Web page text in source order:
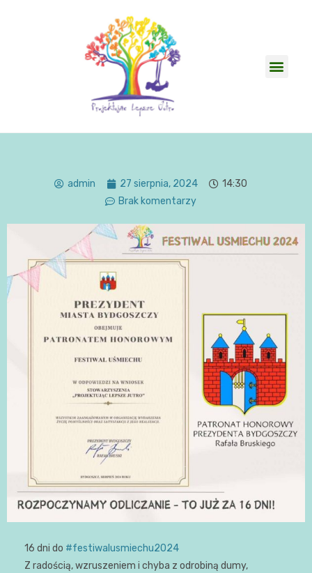
admin 27 sierpnia, 2024
14:30
Brak komentarzy
16 dni do #festiwalusmiechu2024
Z radością, wzruszeniem i chyba z odrobiną dumy,